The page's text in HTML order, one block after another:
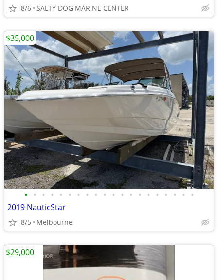
8/6 SALTY DOG MARINE CENTER
• • • • • • • • • • • • • • • • • • • •
2019 NauticStar
8/5 Melbourne
$35,000
$29,000